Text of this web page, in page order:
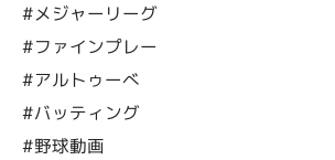
#メジャーリーグ
#ファインプレー
#アルトゥーべ
#バッティング
#野球動画